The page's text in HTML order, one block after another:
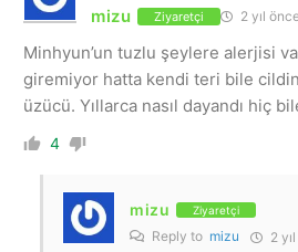
mizu Ziyaretçi 2 yıl
Minhyun’un tuzlu şeylere alerjisi
giremiyor hatta kendi teri bile
üzücü. Yıllarca nasıl dayandı hiç
4
mizu Ziyaretçi
Reply to mizu 2